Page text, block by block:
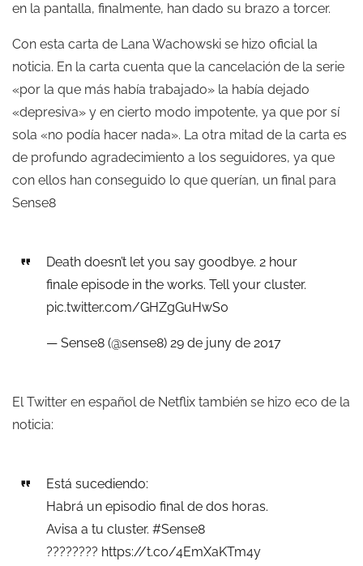
en la pantalla, finalmente, han dado su brazo a torcer.
Con esta carta de Lana Wachowski se hizo oficial la
noticia. En la carta cuenta que la cancelación de la serie
«por la que más había trabajado» la había dejado
«depresiva» y en cierto modo impotente, ya que por sí
sola «no podía hacer nada». La otra mitad de la carta es
de profundo agradecimiento a los seguidores, ya que
con ellos han conseguido lo que querían, un final para
Sense8
Death doesn’t let you say goodbye. 2 hour
finale episode in the works. Tell your cluster.
pic.twitter.com/GHZgGuHwS0
— Sense8 (@sense8) 29 de juny de 2017
El Twitter en español de Netflix también se hizo eco de la
noticia:
Está sucediendo:
Habrá un episodio final de dos horas.
Avisa a tu cluster. #Sense8
???????? https://t.co/4EmXaKTm4y